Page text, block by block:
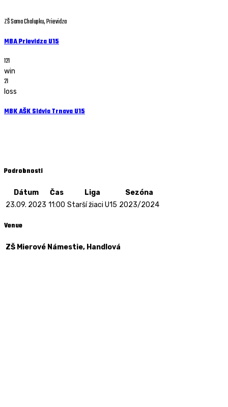
ZŠ Sama Chalupku, Prievidza
MBA Prievidza U15
121
win
21
loss
MBK AŠK Slávia Trnava U15
Podrobnosti
Dátum Čas Liga
Sezóna
23.09. 2023 11:00 Starší žiaci U15 2023/2024
Venue
ZŠ Mierové Námestie, Handlová